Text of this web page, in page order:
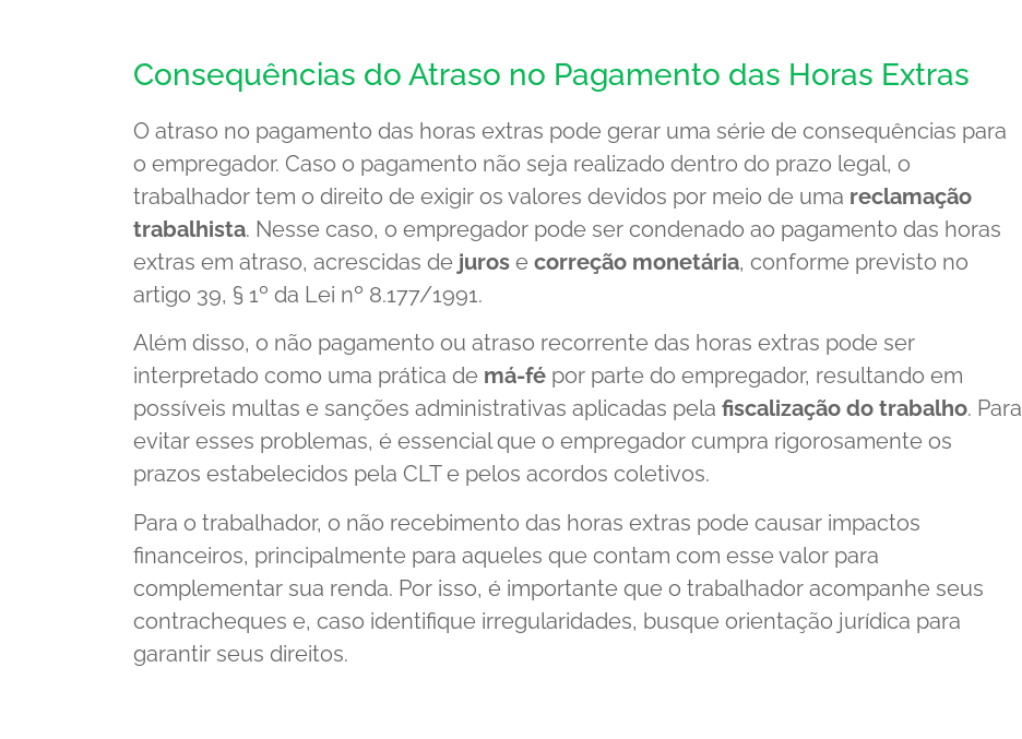
Consequências do Atraso no Pagamento das Horas Extras
O atraso no pagamento das horas extras pode gerar uma série de consequências para
o empregador. Caso o pagamento não seja realizado dentro do prazo legal, o
trabalhador tem o direito de exigir os valores devidos por meio de uma reclamação
trabalhista. Nesse caso, o empregador pode ser condenado ao pagamento das horas
extras em atraso, acrescidas de juros e correção monetária, conforme previsto no
artigo 39, § 1º da Lei nº 8.177/1991.
Além disso, o não pagamento ou atraso recorrente das horas extras pode ser
interpretado como uma prática de má-fé por parte do empregador, resultando em
possíveis multas e sanções administrativas aplicadas pela fiscalização do trabalho. Para
evitar esses problemas, é essencial que o empregador cumpra rigorosamente os
prazos estabelecidos pela CLT e pelos acordos coletivos.
Para o trabalhador, o não recebimento das horas extras pode causar impactos
financeiros, principalmente para aqueles que contam com esse valor para
complementar sua renda. Por isso, é importante que o trabalhador acompanhe seus
contracheques e, caso identifique irregularidades, busque orientação jurídica para
garantir seus direitos.